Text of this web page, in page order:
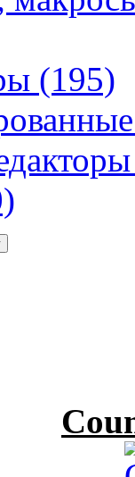
(195)